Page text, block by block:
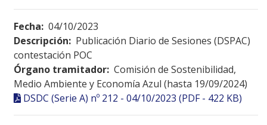
Fecha: 04/10/2023
Descripción: Publicación Diario de Sesiones (DSPAC)
contestación POC
Órgano tramitador: Comisión de Sostenibilidad,
Medio Ambiente y Economía Azul (hasta 19/09/2024)
DSDC (Serie A) nº 212 - 04/10/2023 (PDF - 422 KB)